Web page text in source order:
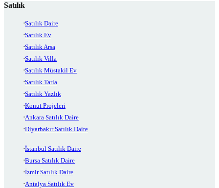
Satılık
Satılık Daire
Satılık Ev
Satılık Arsa
Satılık Villa
Satılık Müstakil Ev
Satılık Tarla
Satılık Yazlık
Konut Projeleri
Ankara Satılık Daire
Diyarbakır Satılık Daire
İstanbul Satılık Daire
Bursa Satılık Daire
İzmir Satılık Daire
Antalya Satılık Ev